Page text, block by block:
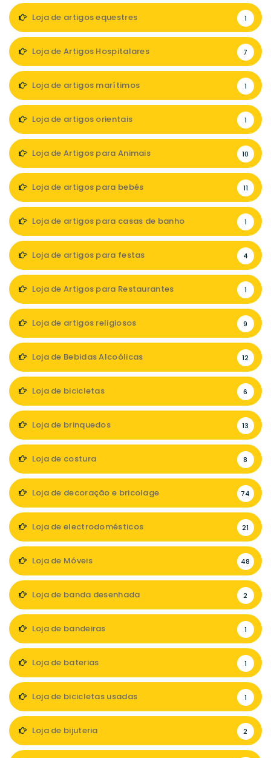
Loja de artigos equestres 1
Loja de Artigos Hospitalares 7
Loja de artigos marítimos 1
Loja de artigos orientais 1
Loja de Artigos para Animais 10
Loja de artigos para bebés 11
Loja de artigos para casas de banho 1
Loja de artigos para festas 4
Loja de Artigos para Restaurantes 1
Loja de artigos religiosos 9
Loja de Bebidas Alcoólicas 12
Loja de bicicletas 6
Loja de brinquedos 13
Loja de costura 8
Loja de decoração e bricolage 74
Loja de electrodomésticos 21
Loja de Móveis 48
Loja de banda desenhada 2
Loja de bandeiras 1
Loja de baterias 1
Loja de bicicletas usadas 1
Loja de bijuteria 2